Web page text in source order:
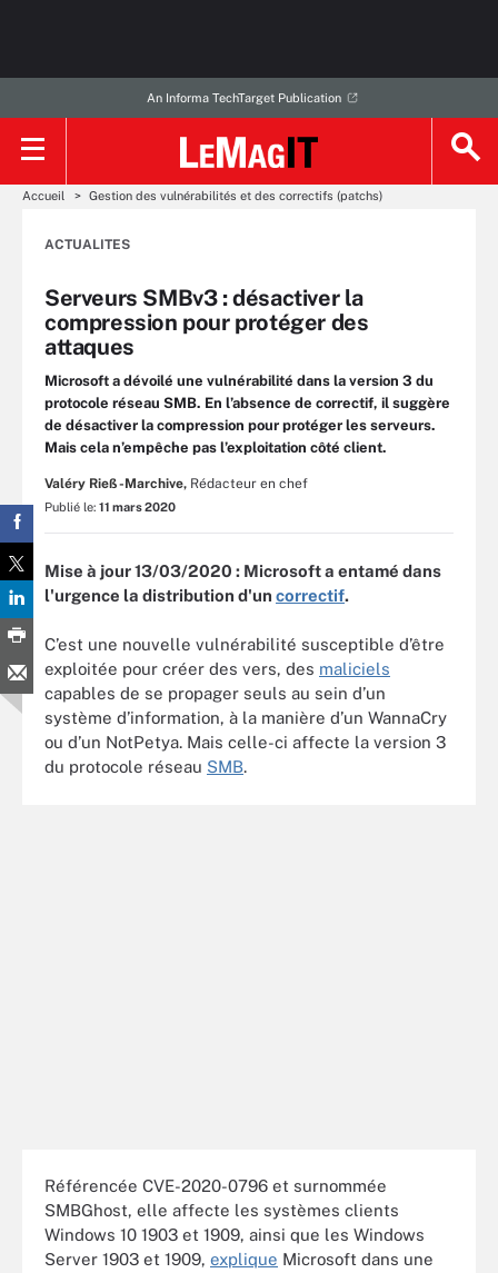
An Informa TechTarget Publication
Accueil Gestion des vulnérabilités et des correctifs (patchs)
ACTUALITES
Serveurs SMBv3 : désactiver la
compression pour protéger des
attaques
Microsoft a dévoilé une vulnérabilité dans la version 3 du
protocole réseau SMB. En l’absence de correctif, il suggère
de désactiver la compression pour protéger les serveurs.
Mais cela n’empêche pas l’exploitation côté client.
Valéry Rieß-Marchive, Rédacteur en chef
Publié le: 11 mars 2020
Mise à jour 13/03/2020 : Microsoft a entamé dans
l'urgence la distribution d'un correctif.
C’est une nouvelle vulnérabilité susceptible d’être
exploitée pour créer des vers, des maliciels
capables de se propager seuls au sein d’un
système d’information, à la manière d’un WannaCry
ou d’un NotPetya. Mais celle-ci affecte la version 3
du protocole réseau SMB.
Référencée CVE-2020-0796 et surnommée
SMBGhost, elle affecte les systèmes clients
Windows 10 1903 et 1909, ainsi que les Windows
Server 1903 et 1909, explique Microsoft dans une